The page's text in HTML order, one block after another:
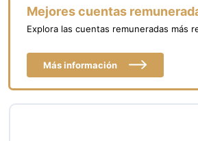
Mejores cuentas
Explora las cuentas remuneradas más
Más información